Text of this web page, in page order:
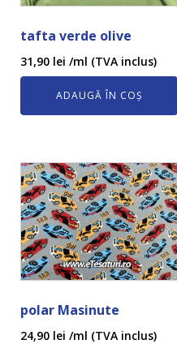
tafta verde olive
31,90 lei /ml (TVA inclus)
ADAUGĂ ÎN COȘ
polar Masinute
24,90 lei /ml (TVA inclus)